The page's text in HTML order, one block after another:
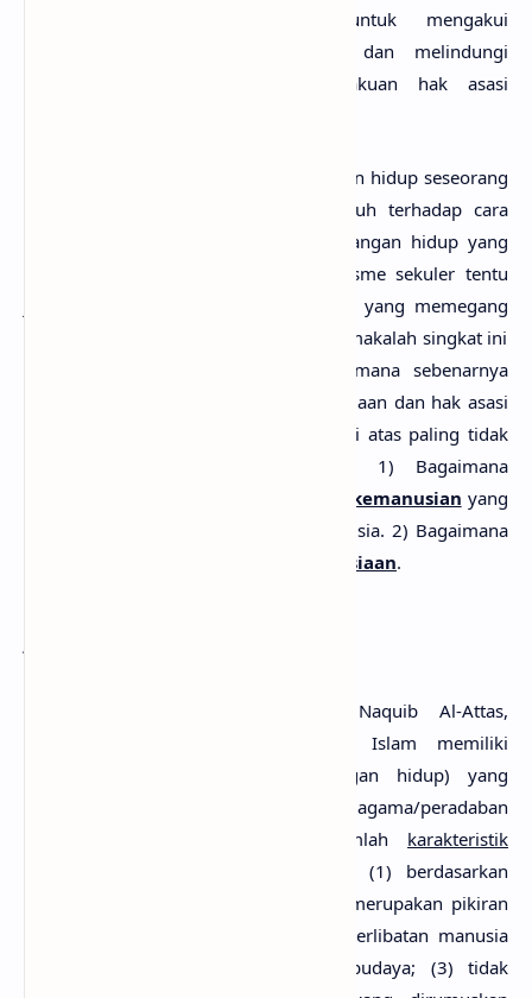
mereka menuntut pemerintah untuk mengakui
keberadaan mereka secara resmi dan melindungi
keberadaan mereka sebagai pengakuan hak asasi
Di sinilah kita melihat bahwa pandangan hidup seseorang
) ternyata sangat berpengaruh terhadap cara
berpikir dan menyikapi sesuatu. Pandangan hidup yang
didasarkan pada pemahaman humanisme sekuler tentu
jauh berbeda hasilnya dengan mereka yang memegang
-nya. Untuk itu makalah singkat ini
berupaya untuk mendudukkan bagaimana sebenarnya
) memandang kemanusiaan dan hak asasi
manusia. Berdasarkan latar belakang di atas paling tidak
kita dapat merumuskan dua hal: 1) Bagaimana
pandangan Islam terhadap konsep kemanusian yang
diusung dalam piagam hak asasi manusia. 2) Bagaimana
pandangan Islam terhadap kemanusiaan.
Menurut Prof. Syed Muhammad Naquib Al-Attas,
sebagaimana dikutip Adnin Arnas. Islam memiliki
(pandangan alam/pandangan hidup) yang
berbeda dengan pandangan hidup agama/peradaban
lainnya. Al-Attas menjelaskan sejumlah karakteristik
, antara lain: (1) berdasarkan
kepada wahyu; (2) tidak sematamata merupakan pikiran
manusia mengenai alam fisik dan keterlibatan manusia
dalam sejarah, sosial, politik, dan budaya; (3) tidak